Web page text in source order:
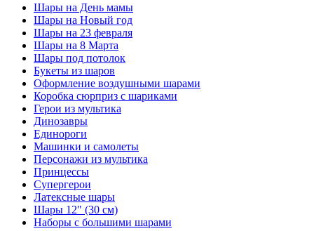
Шары на День мамы
Шары на Новый год
Шары на 23 февраля
Шары на 8 Марта
Шары под потолок
Букеты из шаров
Оформление воздушными шарами
Коробка сюрприз с шариками
Герои из мультика
Динозавры
Единороги
Машинки и самолеты
Персонажи из мультика
Принцессы
Супергерои
Латексные шары
Шары 12" (30 см)
Наборы с большими шарами